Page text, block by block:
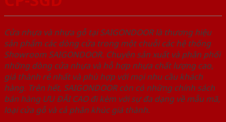
Cửa nhựa và nhựa gỗ tại SAIGONDOOR là thương hiệu
sản phẩm các dòng cửa trong một chuỗi các hệ thống
Showroom SAIGONDOOR. Chuyên sản xuất và phân phối
những dòng cửa nhựa và hỗ hợp nhựa chất lượng cao,
giá thành rẻ nhất và phù hợp với mọi nhu cầu khách
hàng. Trên hết, SAIGONDOOR còn có những chính sách
bán hàng ƯU ĐÃI CAO đi kèm với sự đa dạng về mẫu mã,
loại cửa gỗ và cả phân khúc giá thành.